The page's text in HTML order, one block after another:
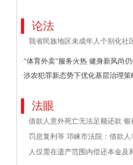
论法
我省民族地区未成年人个别化社
·“体育外卖”服务火热 健身新风尚
·涉农犯罪新态势下优化基层治理策
法眼
借款人意外死亡无法足额还款 银
罚息复利等 邛崃市法院：借款
人仅需在遗产范围内偿还本金及